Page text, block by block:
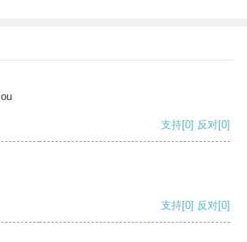
支持[0] 反对[0]
支持[0] 反对[0]